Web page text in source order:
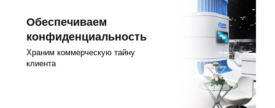
Обеспечиваем
конфиденциальность
Храним коммерческую тайну
клиента